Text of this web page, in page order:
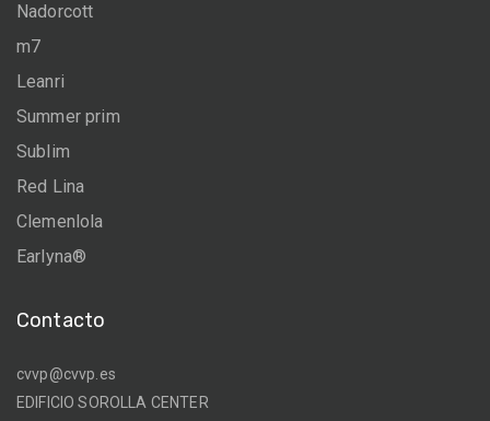
Nadorcott
m7
Leanri
Summer prim
Sublim
Red Lina
Clemenlola
Earlyna®
Contacto
cvvp@cvvp.es
EDIFICIO SOROLLA CENTER